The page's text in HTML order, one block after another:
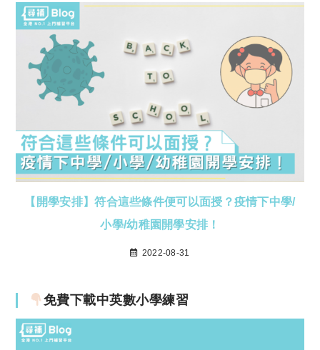
【開學安排】符合這些條件便可以面授？疫情下中學/
小學/幼稚園開學安排！
2022-08-31
免費下載中英數小學練習